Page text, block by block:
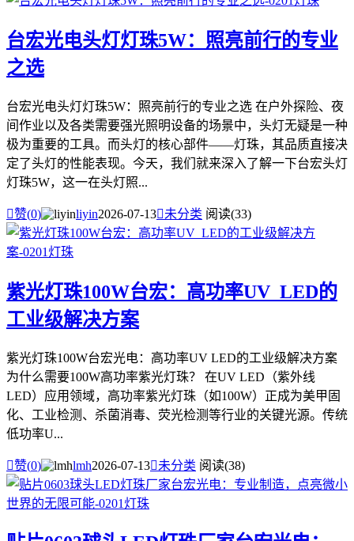
台宏光电头灯灯珠5W：照亮前行的专业
之选
台宏光电头灯灯珠5W：照亮前行的专业之选 在户外探险、夜
间作业以及各类需要强光照明设备的场景中，头灯无疑是一种
极为重要的工具。而头灯的核心部件——灯珠，其品质直接决
定了头灯的性能表现。今天，我们就来深入了解一下台宏头灯
灯珠5W，这一在头灯照...
赞(0) liyin2026-07-13未分类 阅读(33)
紫光灯珠100W台宏：高功率UV_LED的
工业级解决方案
紫光灯珠100W台宏光电：高功率UV LED的工业级解决方案
为什么需要100W高功率紫光灯珠？ 在UV LED（紫外线
LED）应用领域，高功率紫光灯珠（如100W）正成为美甲固
化、工业检测、杀菌消毒、荧光检测等行业的关键光源。传统
低功率U...
赞(0) lmh2026-07-13未分类 阅读(38)